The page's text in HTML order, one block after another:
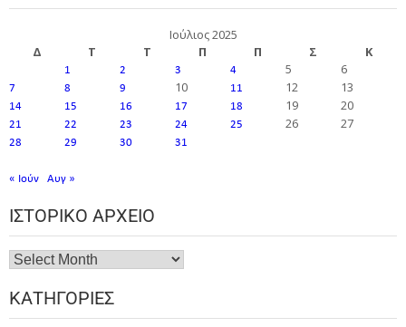
Ιούλιος 2025
Δ
Τ Τ Π Π Σ Κ
1 2 3 4 5 6
7 8 9 10 11 12 13
14 15 16 17 18 19 20
21 22 23 24 25 26 27
28 29 30 31
« Ιούν Αυγ »
ΙΣΤΟΡΙΚΌ ΑΡΧΕΊΟ
ΚΑΤΗΓΟΡΊΕΣ